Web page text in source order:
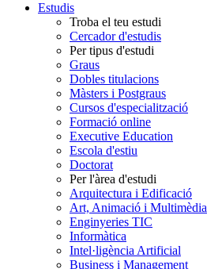
Estudis
Troba el teu estudi
Cercador d'estudis
Per tipus d'estudi
Graus
Dobles titulacions
Màsters i Postgraus
Cursos d'especialització
Formació online
Executive Education
Escola d'estiu
Doctorat
Per l'àrea d'estudi
Arquitectura i Edificació
Art, Animació i Multimèdia
Enginyeries TIC
Informàtica
Intel·ligència Artificial
Business i Management